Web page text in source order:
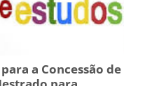
a Concessão de